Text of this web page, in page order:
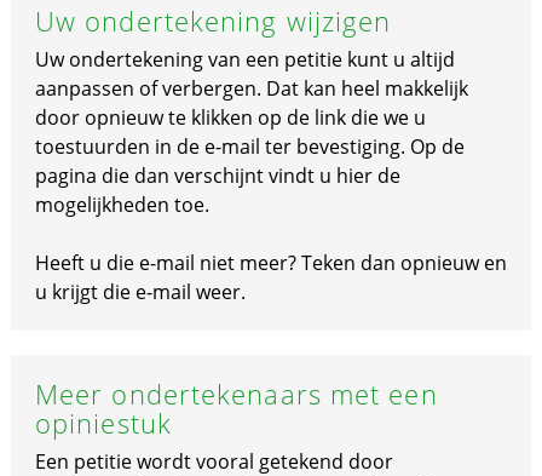
Uw ondertekening wijzigen
Uw ondertekening van een petitie kunt u altijd
aanpassen of verbergen. Dat kan heel makkelijk
door opnieuw te klikken op de link die we u
toestuurden in de e-mail ter bevestiging. Op de
pagina die dan verschijnt vindt u hier de
mogelijkheden toe.
Heeft u die e-mail niet meer? Teken dan opnieuw en
u krijgt die e-mail weer.
Meer ondertekenaars met een
opiniestuk
Een petitie wordt vooral getekend door